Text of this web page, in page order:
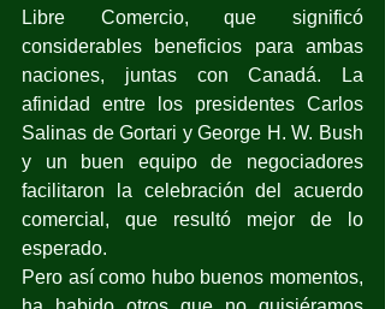
Libre Comercio, que significó
considerables beneficios para ambas
naciones, juntas con Canadá. La
afinidad entre los presidentes Carlos
Salinas de Gortari y George H. W. Bush
y un buen equipo de negociadores
facilitaron la celebración del acuerdo
comercial, que resultó mejor de lo
esperado.
Pero así como hubo buenos momentos,